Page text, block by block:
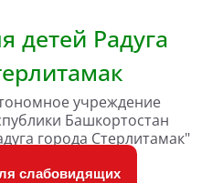
детей Радуга
учреждение
Башкортостан
города Стерлитамак"
слабовидящих